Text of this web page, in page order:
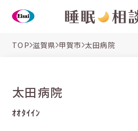
TOP 滋賀県 甲賀市 太田病院
太田病院
ｵｵﾀｲｲﾝ